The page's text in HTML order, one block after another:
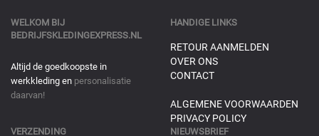
WELKOM BIJ
BEDRIJFSKLEDINGEXPRESS.NL
Altijd de goedkoopste in
werkkleding en personalisatie
daarvan!
HANDIGE LINKS
RETOUR AANMELDEN
OVER ONS
CONTACT
ALGEMENE VOORWAARDEN
PRIVACY POLICY
VERZENDING NIEUWSBRIEF